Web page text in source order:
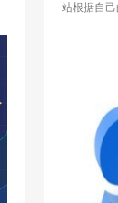
站根据自